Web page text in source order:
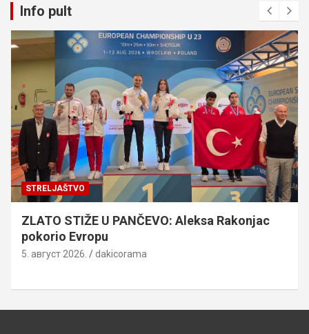
Info pult
STRELJAŠTVO
ZLATO STIŽE U PANČEVO: Aleksa Rakonjac
pokorio Evropu
5. август 2026. dakicorama